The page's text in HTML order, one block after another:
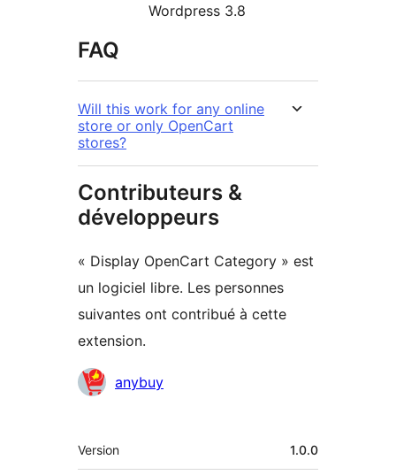
Wordpress 3.8
FAQ
Will this work for any online
store or only OpenCart
stores?
Contributeurs &
développeurs
« Display OpenCart Category » est
un logiciel libre. Les personnes
suivantes ont contribué à cette
extension.
Contributeurs
anybuy
Méta
Version 1.0.0